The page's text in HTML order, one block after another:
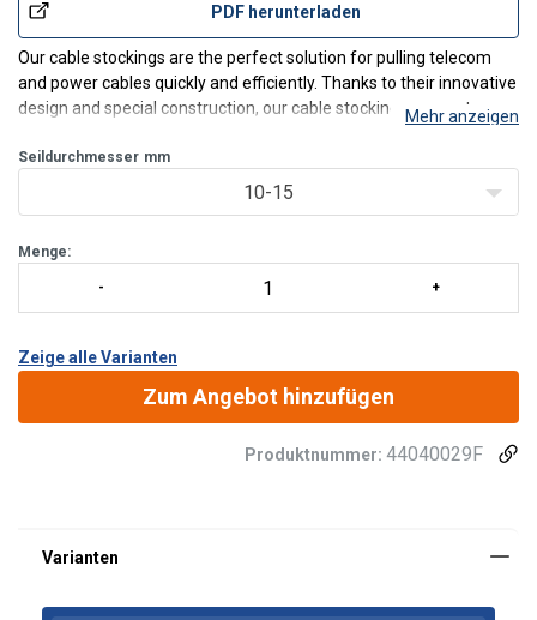
PDF herunterladen
Our cable stockings are the perfect solution for pulling telecom
and power cables quickly and efficiently. Thanks to their innovative
design and special construction, our cable stockings guarantee
compliant with national and Europea
Mehr anzeigen
Seildurchmesser mm
10-15
Menge:
Zeige alle Varianten
Zum Angebot hinzufügen
Produktnummer: 44040029F